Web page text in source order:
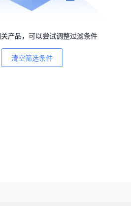
产品，可以尝试调整过滤条件
清空筛选条件